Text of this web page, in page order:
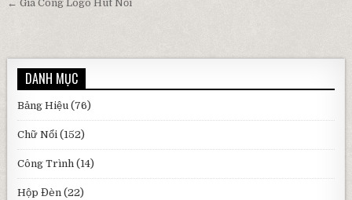
← Gia Công Logo Hút Nổi
DANH MỤC
Bảng Hiệu (76)
Chữ Nổi (152)
Công Trình (14)
Hộp Đèn (22)